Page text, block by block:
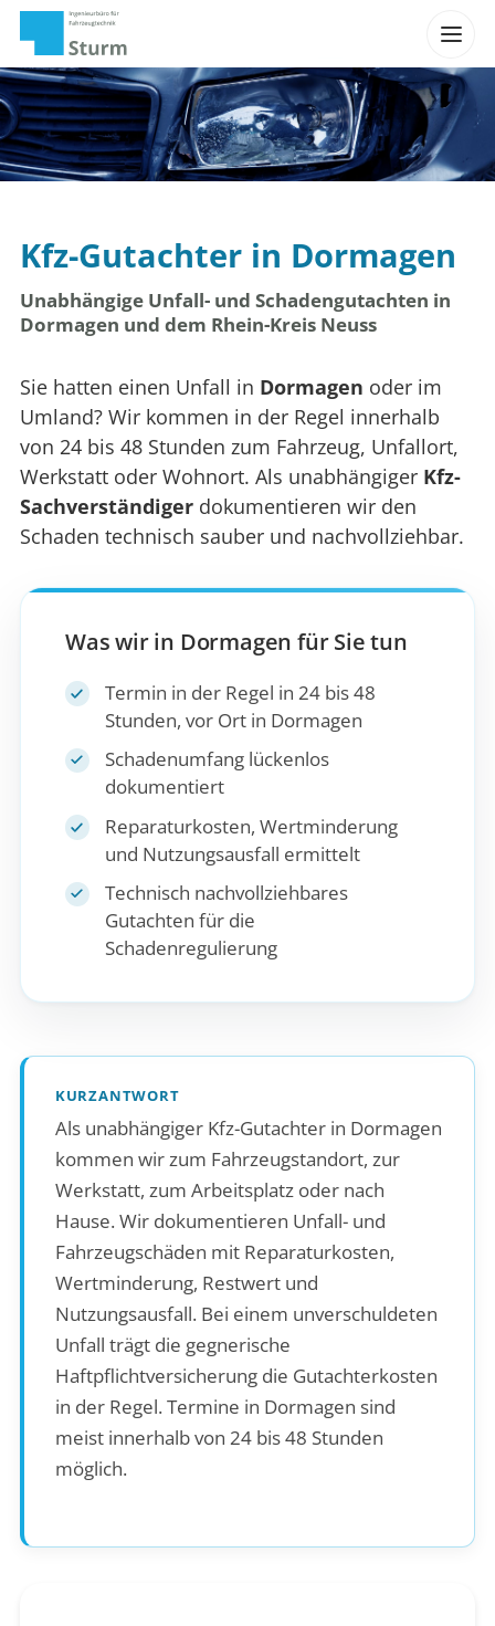
Kfz-Gutachter in Dormagen
Unabhängige Unfall- und Schadengutachten in
Dormagen und dem Rhein-Kreis Neuss
Sie hatten einen Unfall in Dormagen oder im
Umland? Wir kommen in der Regel innerhalb
von 24 bis 48 Stunden zum Fahrzeug, Unfallort,
Werkstatt oder Wohnort. Als unabhängiger Kfz-
Sachverständigerdokumentieren wir den
Schaden technisch sauber und nachvollziehbar.
Was wir in Dormagen für Sie tun
Termin in der Regel in 24 bis 48
Stunden, vor Ort in Dormagen
Schadenumfang lückenlos
dokumentiert
Reparaturkosten, Wertminderung
und Nutzungsausfall ermittelt
Technisch nachvollziehbares
Gutachten für die
Schadenregulierung
KURZANTWORT
Als unabhängiger Kfz-Gutachter in Dormagen
kommen wir zum Fahrzeugstandort, zur
Werkstatt, zum Arbeitsplatz oder nach
Hause. Wir dokumentieren Unfall- und
Fahrzeugschäden mit Reparaturkosten,
Wertminderung, Restwert und
Nutzungsausfall. Bei einem unverschuldeten
Unfall trägt die gegnerische
Haftpflichtversicherung die Gutachterkosten
in der Regel. Termine in Dormagen sind
meist innerhalb von 24 bis 48 Stunden
möglich.